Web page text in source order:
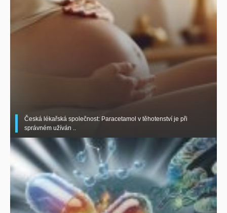
Česká lékařská společnost: Paracetamol v těhotenství je při
správném užíván ..